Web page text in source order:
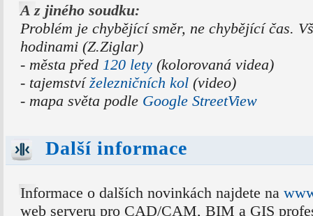
A z jiného soudku:
Problém je chybějící směr, ne chybějící čas.
hodinami (Z.Ziglar)
- města před 120 lety(kolorovaná videa)
- tajemstvíželezničních kol(video)
- mapa světa podle Google StreetView
Další informace
Informace o dalších novinkách najdete na
web serveru pro CAD/CAM, BIM a GIS